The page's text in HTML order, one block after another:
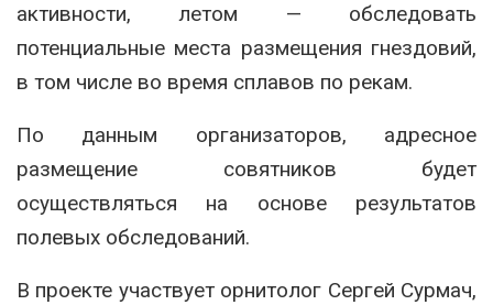
активности, летом — обследовать
потенциальные места размещения гнездовий,
в том числе во время сплавов по рекам.
По данным организаторов, адресное
размещение совятников будет
осуществляться на основе результатов
полевых обследований.
В проекте участвует орнитолог Сергей Сурмач,